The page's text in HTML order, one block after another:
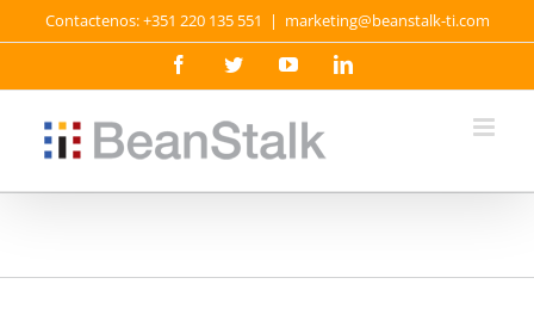
Contactenos: +351 220 135 551 | marketing@beanstalk-ti.com
FacebookTwitterYouTubeLinkedIn